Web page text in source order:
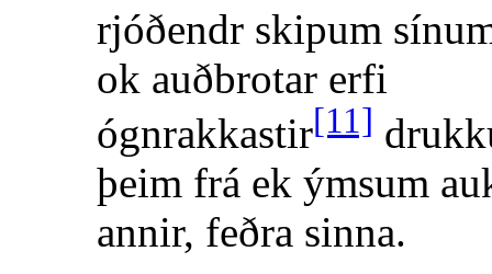
rjóðendr skipum
ok auðbrotar erfi
ógnrakkastir[11]
þeim frá ek ýmsum
annir, feðra sinna.